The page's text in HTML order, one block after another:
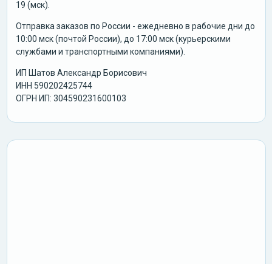
19 (мск).
Отправка заказов по России - ежедневно в рабочие дни до
10:00 мск (почтой России), до 17:00 мск (курьерскими
службами и транспортными компаниями).
ИП Шатов Александр Борисович
ИНН 590202425744
ОГРН ИП: 304590231600103